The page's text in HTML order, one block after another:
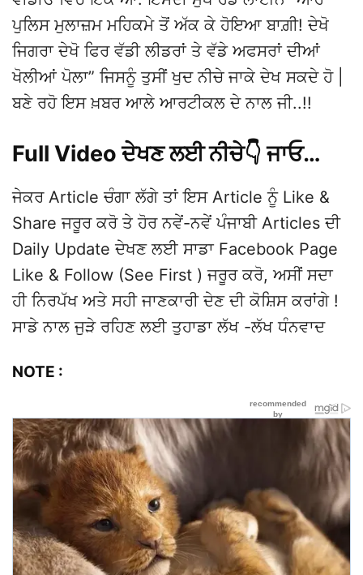
ਪੁਲਿਸ ਮੁਲਾਜ਼ਮ ਮਹਿਕਮੇ ਤੋਂ ਅੱਕ ਕੇ ਹੋਇਆ ਬਾਗ਼ੀ! ਦੇਖੋ
ਜਿਗਰਾ ਦੇਖੋ ਫਿਰ ਵੱਡੀ ਲੀਡਰਾਂ ਤੇ ਵੱਡੇ ਅਫਸਰਾਂ ਦੀਆਂ
ਖੋਲੀਆਂ ਪੋਲਾ” ਜਿਸਨੂੰ ਤੁਸੀਂ ਖੁਦ ਨੀਚੇ ਜਾਕੇ ਦੇਖ ਸਕਦੇ ਹੋ |
ਬਣੇ ਰਹੋ ਇਸ ਖ਼ਬਰ ਆਲੇ ਆਰਟੀਕਲ ਦੇ ਨਾਲ ਜੀ..!!
Full Video ਦੇਖਣ ਲਈ ਨੀਚੇ👇 ਜਾਓ…
ਜੇਕਰ Article ਚੰਗਾ ਲੱਗੇ ਤਾਂ ਇਸ Article ਨੂੰ Like &
Share ਜਰੂਰ ਕਰੋ ਤੇ ਹੋਰ ਨਵੇਂ-ਨਵੇਂ ਪੰਜਾਬੀ Articles ਦੀ
Daily Update ਦੇਖਣ ਲਈ ਸਾਡਾ Facebook Page
Like & Follow (See First ) ਜਰੂਰ ਕਰੋ, ਅਸੀਂ ਸਦਾ
ਹੀ ਨਿਰਪੱਖ ਅਤੇ ਸਹੀ ਜਾਣਕਾਰੀ ਦੇਣ ਦੀ ਕੋਸ਼ਿਸ ਕਰਾਂਗੇ !
ਸਾਡੇ ਨਾਲ ਜੁੜੇ ਰਹਿਣ ਲਈ ਤੁਹਾਡਾ ਲੱਖ -ਲੱਖ ਧੰਨਵਾਦ
NOTE :